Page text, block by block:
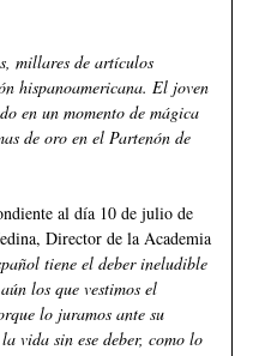
millares de artículos
hispanoamericana. El joven
en un momento de mágica
de oro en el Partenón de
al día 10 de julio de
Director de la Academia
tiene el deber ineludible
los que vestimos el
lo juramos ante su
vida sin ese deber, como lo